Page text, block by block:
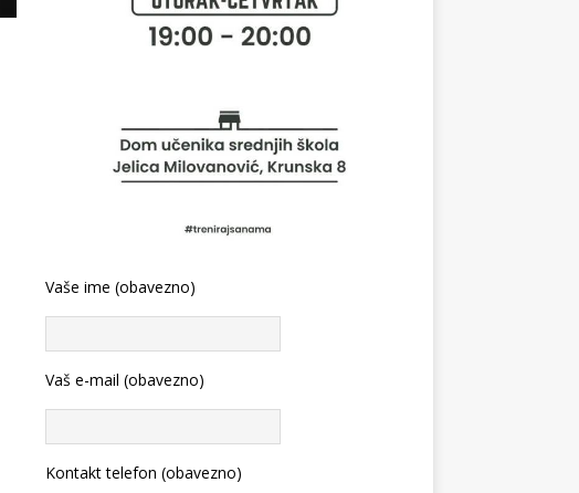
Vaše ime (obavezno)
Vaš e-mail (obavezno)
Kontakt telefon (obavezno)